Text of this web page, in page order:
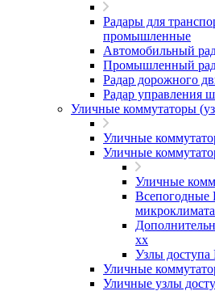
Радары для
промышленные
Автомобильный
Промышленный
Радар дорожного
Радар управления
Уличные коммутаторы
Уличные
Уличные
Уличные
Всепогодные
xx
Узлы доступа
Уличные
Уличные узлы